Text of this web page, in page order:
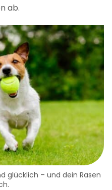
ab.
glücklich – und dein Rasen